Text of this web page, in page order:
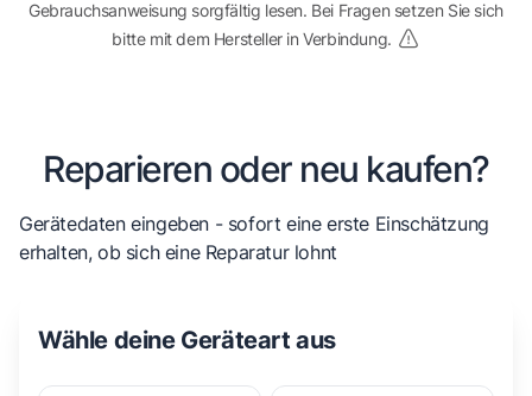
Gebrauchsanweisung sorgfältig lesen. Bei Fragen setzen Sie sich
bitte mit dem Hersteller in Verbindung.
Reparieren oder neu kaufen?
Gerätedaten eingeben - sofort eine erste Einschätzung
erhalten, ob sich eine Reparatur lohnt
Wähle deine Geräteart aus